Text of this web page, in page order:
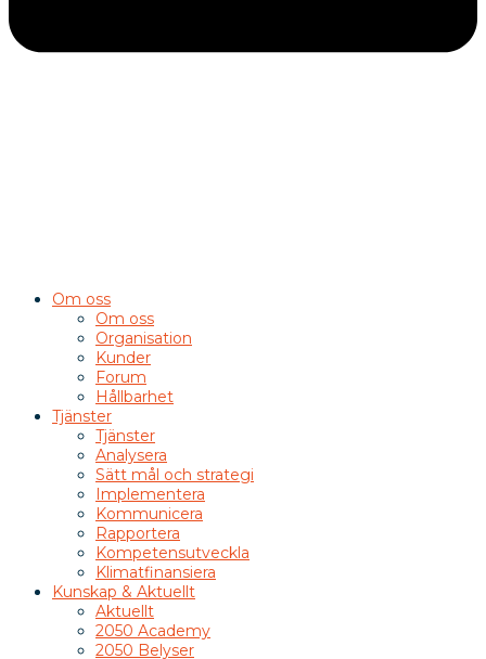
Om oss
Om oss
Organisation
Kunder
Forum
Hållbarhet
Tjänster
Tjänster
Analysera
Sätt mål och strategi
Implementera
Kommunicera
Rapportera
Kompetensutveckla
Klimatfinansiera
Kunskap & Aktuellt
Aktuellt
2050 Academy
2050 Belyser